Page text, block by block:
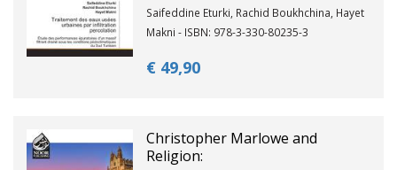
Saifeddine Eturki, Rachid Boukhchina, Hayet
Makni - ISBN: 978-3-330-80235-3
€ 49,90
Christopher Marlowe and
Religion: